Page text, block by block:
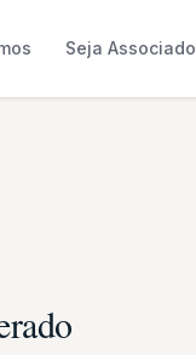
Seja Associado